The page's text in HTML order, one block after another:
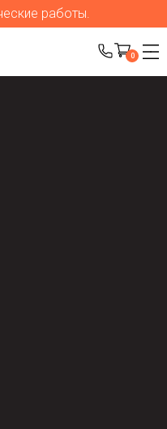
работы.
0